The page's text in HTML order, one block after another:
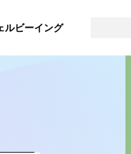
ルビーイング